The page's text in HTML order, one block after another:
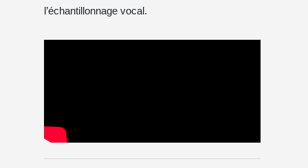
l’échantillonnage vocal.